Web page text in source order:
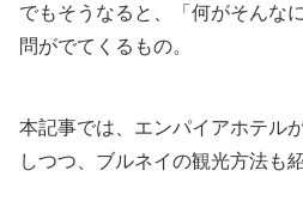
でもそうなると、「何がそんな
問がでてくるもの。
本記事では、エンパイアホテル
しつつ、ブルネイの観光方法も